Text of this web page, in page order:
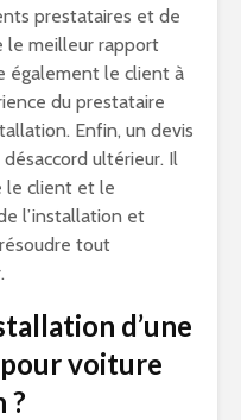
prestataires et de
le meilleur rapport
également le client à
du prestataire
Enfin, un devis
ultérieur. Il
le client et le
l’installation et
tout
d’une
voiture
?